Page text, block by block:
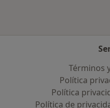
Términos
Política
Política
Política de